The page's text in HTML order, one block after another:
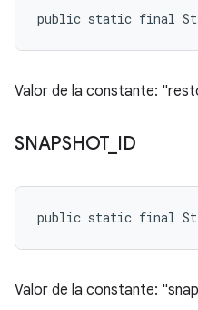
public static final
Valor de la constante:
SNAPSHOT_ ID
public static final
Valor de la constante: